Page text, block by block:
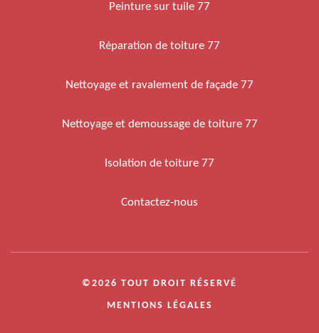
Peinture sur tuile 77
Réparation de toiture 77
Nettoyage et ravalement de façade 77
Nettoyage et demoussage de toiture 77
Isolation de toiture 77
Contactez-nous
©2026 TOUT DROIT RÉSERVÉ
MENTIONS LÉGALES